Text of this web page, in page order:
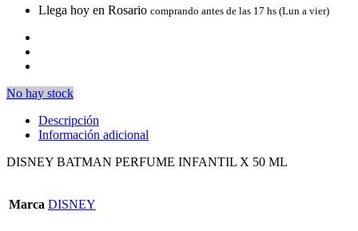
Llega hoy en Rosario comprando antes de las 17 hs (Lun a vier)
No hay stock
Descripción
Información adicional
DISNEY BATMAN PERFUME INFANTIL X 50 ML
Marca DISNEY